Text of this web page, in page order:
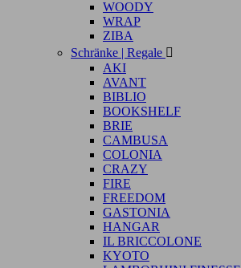
WOODY
WRAP
ZIBA
Schränke | Regale 
AKI
AVANT
BIBLIO
BOOKSHELF
BRIE
CAMBUSA
COLONIA
CRAZY
FIRE
FREEDOM
GASTONIA
HANGAR
IL BRICCOLONE
KYOTO